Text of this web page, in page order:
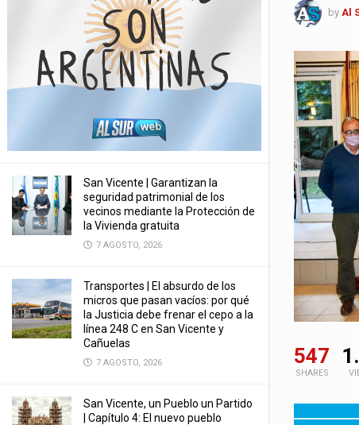
San Vicente | Garantizan la
seguridad patrimonial de los
vecinos mediante la Protección de
la Vivienda gratuita
7 AGOSTO, 2026
Transportes | El absurdo de los
micros que pasan vacíos: por qué
la Justicia debe frenar el cepo a la
línea 248 C en San Vicente y
Cañuelas
7 AGOSTO, 2026
San Vicente, un Pueblo un Partido
| Capítulo 4: El nuevo pueblo
by Al
547
SHARES